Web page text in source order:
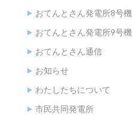
おてんとさん発電所8号機
おてんとさん発電所9号機
おてんとさん通信
お知らせ
わたしたちについて
市民共同発電所